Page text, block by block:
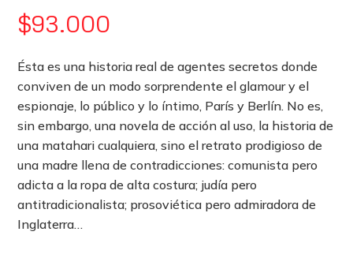
$93.000
Ésta es una historia real de agentes secretos donde
conviven de un modo sorprendente el glamour y el
espionaje, lo público y lo íntimo, París y Berlín. No es,
sin embargo, una novela de acción al uso, la historia de
una matahari cualquiera, sino el retrato prodigioso de
una madre llena de contradicciones: comunista pero
adicta a la ropa de alta costura; judía pero
antitradicionalista; prosoviética pero admiradora de
Inglaterra…